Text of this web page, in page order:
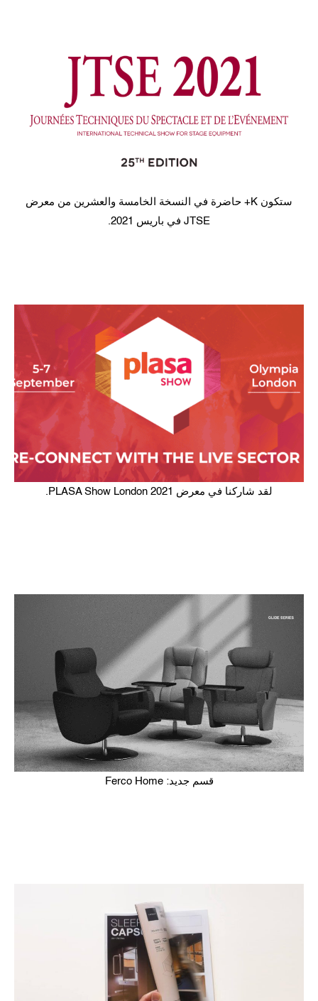
ستكون K+ حاضرة في النسخة الخامسة والعشرين من معرض
JTSE في باريس 2021.
لقد شاركنا في معرض PLASA Show London 2021.
قسم جديد: Ferco Home